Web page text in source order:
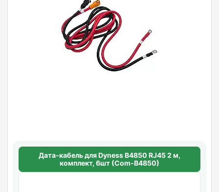
Дата-кабель для Dyness B4850 RJ45 2 м,
комплект, 6шт (Com-B4850)